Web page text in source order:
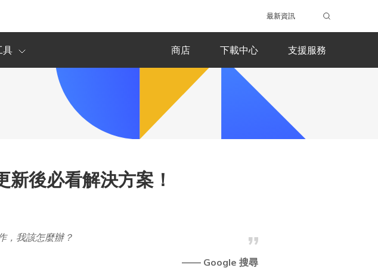
最新資訊
具 商店 下載中心 支援服務
後必看解決方案！
，我該怎麼辦？
—— Google 搜尋